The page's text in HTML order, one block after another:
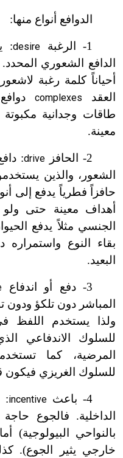
الدوافع أنواع منها:
1
-الرغبةdesire
:
الدافع الشعوري
أحياناً كلمة رغبة
العقد
complexes
طاقات وجدانية
معينة.
2
-الحافز drive
:
الشعور، والذين
حافزاً فطرياً يدفع إلى
أهداف معينة حتى ولو
الجنسي مثلاً يدفع
بقاء النوع
البعيد.
3
-دفع أو اندفاع
المباشر دون تلكؤ ودون
ولذا يستخدم اللفظ
للسلوك الاندفاعي
المرضية، كما
للسلوك الغريزي فيكون
4
-باعثincentive
:
الداخلية. فالجوع حاجة
بالنواحي البيولوجية)
خارجي يثير الجوع).